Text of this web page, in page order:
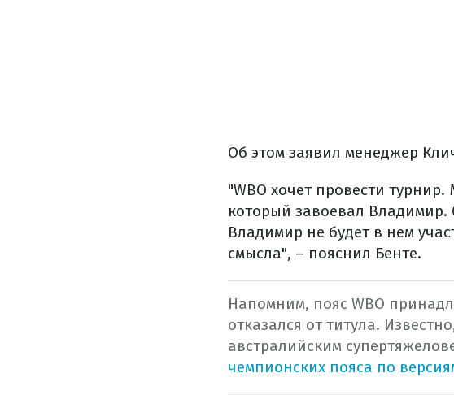
Об этом заявил менеджер
"WBO хочет провести
который завоевал Владимир.
Владимир не будет в нем
смысла", – пояснил Бенте.
Напомним, пояс WBO
отказался от титула.
австралийским
чемпионских пояса по